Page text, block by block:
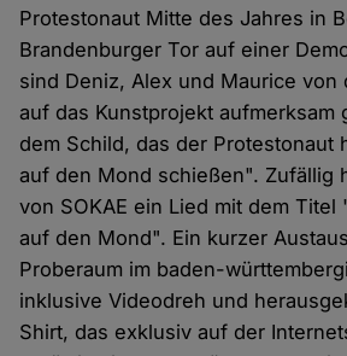
Protestonaut Mitte des Jahres in
Brandenburger Tor auf einer
sind Deniz, Alex und Maurice von
auf das Kunstprojekt aufmerksam
dem Schild, das der Protestonaut
auf den Mond schießen". Zufällig
von SOKAE ein Lied mit dem Titel
auf den Mond". Ein kurzer
Proberaum im baden-
inklusive Videodreh und
Shirt, das exklusiv auf der